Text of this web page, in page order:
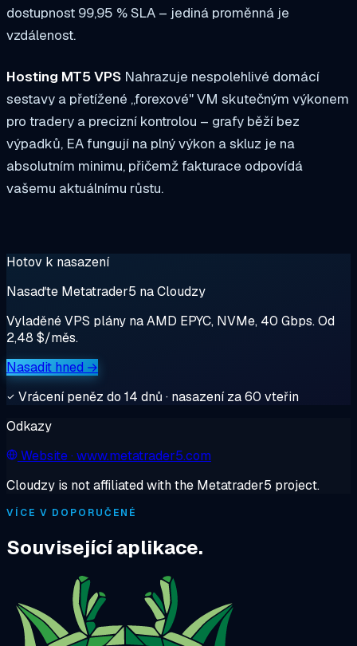
dostupnost 99,95 % SLA – jediná proměnná je
vzdálenost.
Hosting MT5 VPS Nahrazuje nespolehlivé domácí
sestavy a přetížené „forexové" VM skutečným výkonem
pro tradery a precizní kontrolou – grafy běží bez
výpadků, EA fungují na plný výkon a skluz je na
absolutním minimu, přičemž fakturace odpovídá
vašemu aktuálnímu růstu.
Hotov k nasazení
Nasaďte Metatrader5 na Cloudzy
Vyladěné VPS plány na AMD EPYC, NVMe, 40 Gbps. Od
2,48 $/měs.
Nasadit hned →
Vrácení peněz do 14 dnů · nasazení za 60 vteřin
Odkazy
Website· www.metatrader5.com
Cloudzy is not affiliated with the Metatrader5 project.
VÍCE V DOPORUČENÉ
Související aplikace.